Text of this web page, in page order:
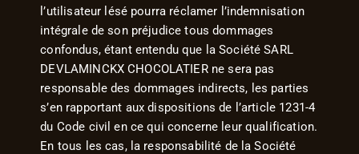
l’utilisateur lésé pourra réclamer l’indemnisation
intégrale de son préjudice tous dommages
confondus, étant entendu que la Société SARL
DEVLAMINCKX CHOCOLATIER ne sera pas
responsable des dommages indirects, les parties
s’en rapportant aux dispositions de l’article 1231-4
du Code civil en ce qui concerne leur qualification.
En tous les cas, la responsabilité de la Société